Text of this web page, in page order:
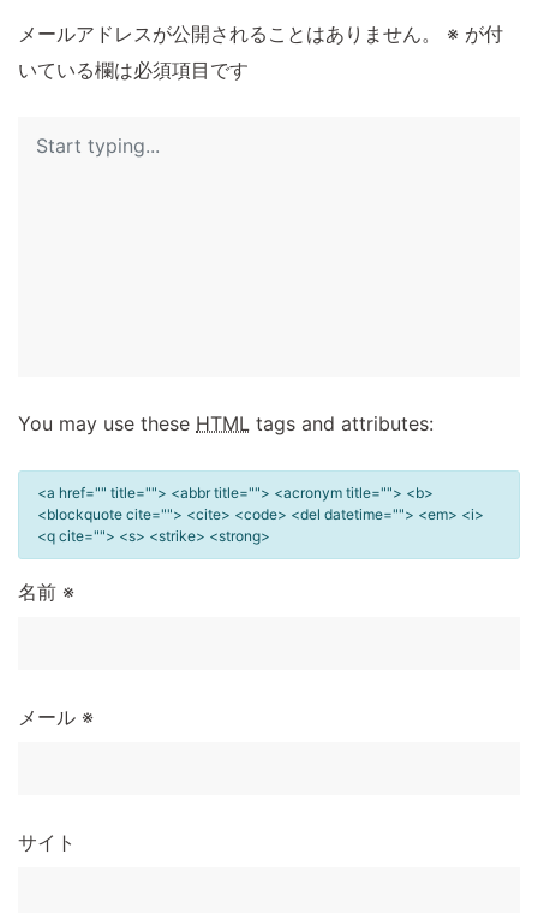
メールアドレスが公開されることはありません。 ※ が付
いている欄は必須項目です
You may use these HTML tags and attributes:
<a href="" title=""> <abbr title=""> <acronym title=""> <b>
<blockquote cite=""> <cite> <code> <del datetime=""> <em> <i>
<q cite=""> <s> <strike> <strong>
名前 ※
メール ※
サイト